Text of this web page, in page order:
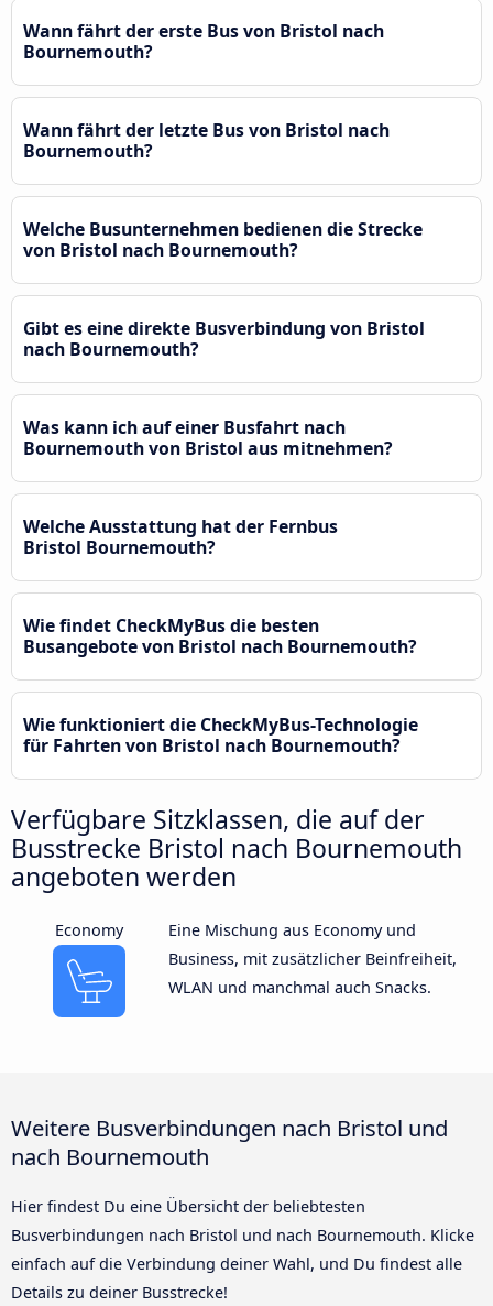
Wann fährt der erste Bus von Bristol nach
Bournemouth?
Wann fährt der letzte Bus von Bristol nach
Bournemouth?
Welche Busunternehmen bedienen die Strecke
von Bristol nach Bournemouth?
Gibt es eine direkte Busverbindung von Bristol
nach Bournemouth?
Was kann ich auf einer Busfahrt nach
Bournemouth von Bristol aus mitnehmen?
Welche Ausstattung hat der Fernbus
Bristol Bournemouth?
Wie findet CheckMyBus die besten
Busangebote von Bristol nach Bournemouth?
Wie funktioniert die CheckMyBus-Technologie
für Fahrten von Bristol nach Bournemouth?
Verfügbare Sitzklassen, die auf der
Busstrecke Bristol nach Bournemouth
angeboten werden
Economy
Eine Mischung aus Economy und
Business, mit zusätzlicher Beinfreiheit,
WLAN und manchmal auch Snacks.
Weitere Busverbindungen nach Bristol und
nach Bournemouth
Hier findest Du eine Übersicht der beliebtesten
Busverbindungen nach Bristol und nach Bournemouth. Klicke
einfach auf die Verbindung deiner Wahl, und Du findest alle
Details zu deiner Busstrecke!